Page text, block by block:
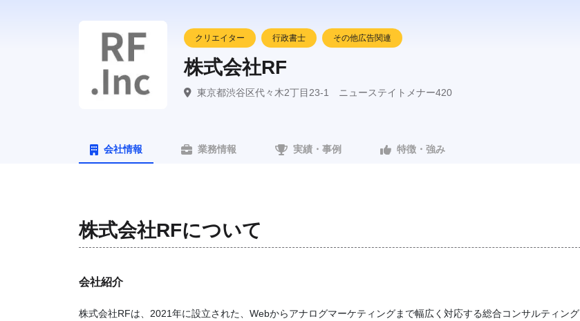
クリエイター 行政書士 その他広告関連
株式会社RF
東京都渋谷区代々木2丁目23-1 ニューステイトメナー420
会社情報 業務情報 実績・事例 特徴・強み
株式会社RFについて
会社紹介
株式会社RFは、2021年に設立された、Webからアナログマーケティングまで幅広く対応する総合コンサルティング